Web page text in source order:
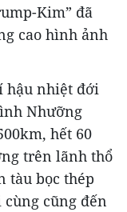
Kim” đã
cao hình ảnh
hậu nhiệt đới
Nhưỡng
hết 60
trên lãnh thổ
tàu bọc thép
cũng đến